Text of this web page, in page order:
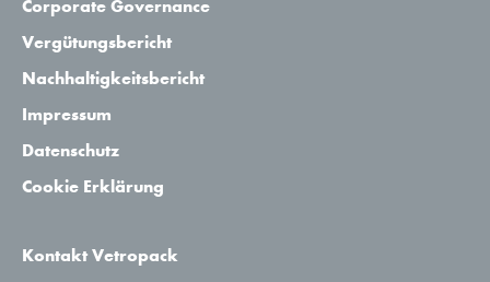
Corporate Governance
Vergütungsbericht
Nachhaltigkeitsbericht
Impressum
Datenschutz
Cookie Erklärung
Kontakt Vetropack